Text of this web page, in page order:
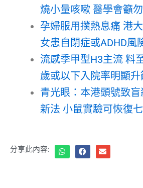
燒小量咳嗽 醫學會籲
孕婦服用撲熱息痛 港
女患自閉症或ADHD風
流感季甲型H3主流 料
歲或以下入院率明顯
青光眼：本港頭號致
新法 小鼠實驗可恢復
分享此內容: